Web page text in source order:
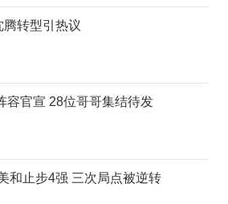
腾转型引热议
容官宣 28位哥哥集结待发
和止步4强 三次局点被逆转